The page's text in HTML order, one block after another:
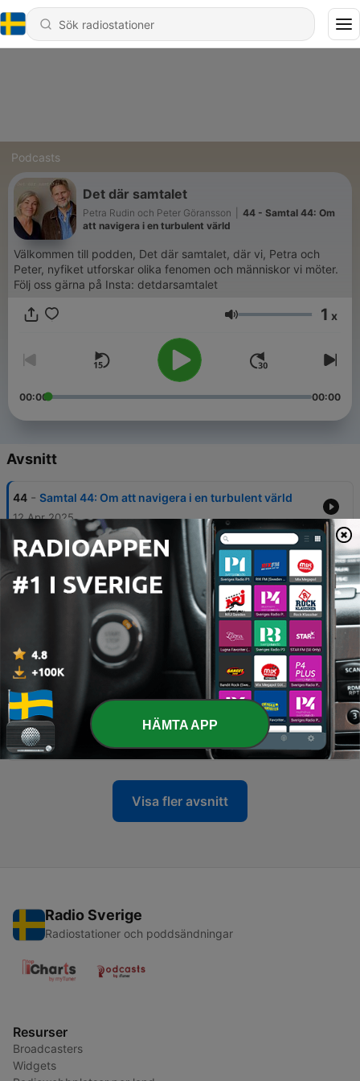
Podcasts
Det där samtalet
Petra Rudin och Peter Göransson
44 - Samtal 44: Om
att navigera i en turbulent värld
Välkommen till podden, Det där samtalet, där vi, Petra och
Peter, nyfiket utforskar olika fenomen och människor vi möter.
Följ oss gärna på Insta: detdarsamtalet
Volym 1 x
00:00 00:00
Avsnitt
44 - Samtal 44: Om att navigera i en turbulent värld
12 Apr 2025
43 - Samtal 43; Per Johansson - Den nyfikne och
lustdrivne entreprenören
27 Mar 2025
Samtal 42: Johannes Löf – en oustanding stand in
41 - Samtal 41: Jakob Dahlqvist-Hedlund –
Brandingenjören med det stora hjärtat
28 Feb 2025
40 - Samtal 40: Värdegrundens betydelse
15 Feb 2025
Visa fler avsnitt
Radio Sverige
Radiostationer och poddsändningar
Resurser
Broadcasters
Widgets
HÄMTA APP